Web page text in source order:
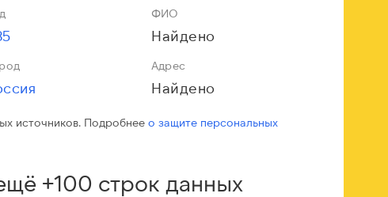
ФИО
Найдено
Адрес
Найдено
источников. Подробнеео защите персональных
+100 строк данных